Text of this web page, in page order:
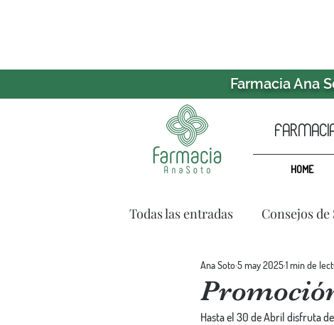
farmacia
HOME
Farmacia Ana
Todas las entradas Consejos de
Ana Soto5 may 20251 min de
Hasta el 30 de Abril disfruta